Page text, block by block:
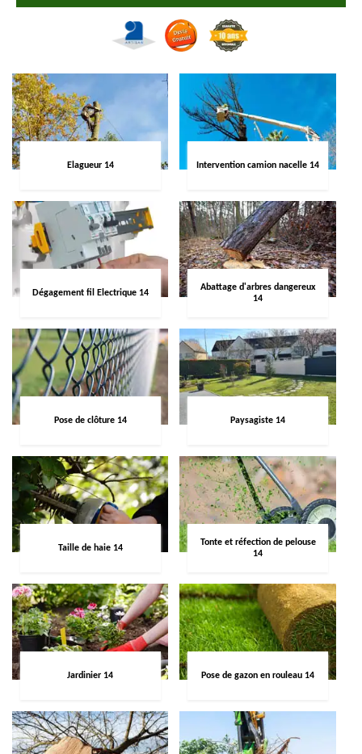
Elagueur 14 Intervention camion nacelle 14
Dégagement fil Electrique 14
Abattage d'arbres dangereux
14
Pose de clôture 14 Paysagiste 14
Taille de haie 14
Tonte et réfection de pelouse
14
Jardinier 14 Pose de gazon en rouleau 14